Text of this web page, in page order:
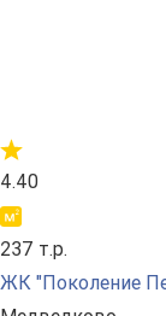
4.40
237 т.р.
ЖК "Поколение